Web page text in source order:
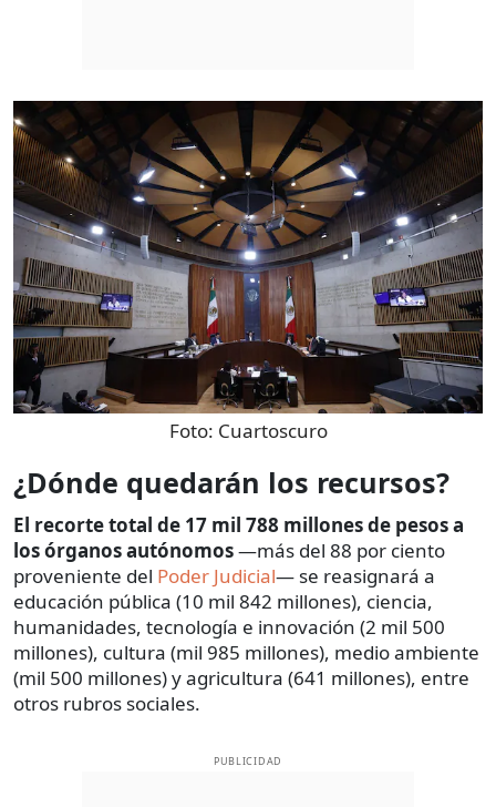
Foto: Cuartoscuro
¿Dónde quedarán los recursos?
El recorte total de 17 mil 788 millones de pesos a
los órganos autónomos—más del 88 por ciento
proveniente del Poder Judicial— se reasignará a
educación pública (10 mil 842 millones), ciencia,
humanidades, tecnología e innovación (2 mil 500
millones), cultura (mil 985 millones), medio ambiente
(mil 500 millones) y agricultura (641 millones), entre
otros rubros sociales.
PUBLICIDAD